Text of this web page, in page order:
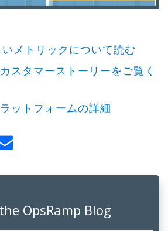
メトリックについて読む
スタマーストーリーをご覧く
ットフォームの詳細
OpsRamp Blog